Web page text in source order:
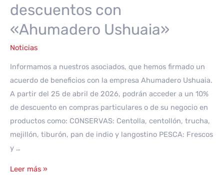
descuentos con
«Ahumadero Ushuaia»
Noticias
Informamos a nuestros asociados, que hemos firmado un
acuerdo de beneficios con la empresa Ahumadero Ushuaia.
A partir del 25 de abril de 2026, podrán acceder a un 10%
de descuento en compras particulares o de su negocio en
productos como: CONSERVAS: Centolla, centollón, trucha,
mejillón, tiburón, pan de indio y langostino PESCA: Frescos
y …
Beneficio
Leer más »